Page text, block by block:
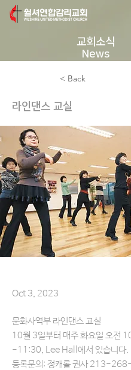
교회소식
News
Oct 3, 2023
문화사역부 라인댄스 교실
10월 3일부터 매주 화요일 오전
-11:30, Lee Hall에서 있습니다.
등록문의: 정캐롤 권사213-
< Back
라인댄스 교실